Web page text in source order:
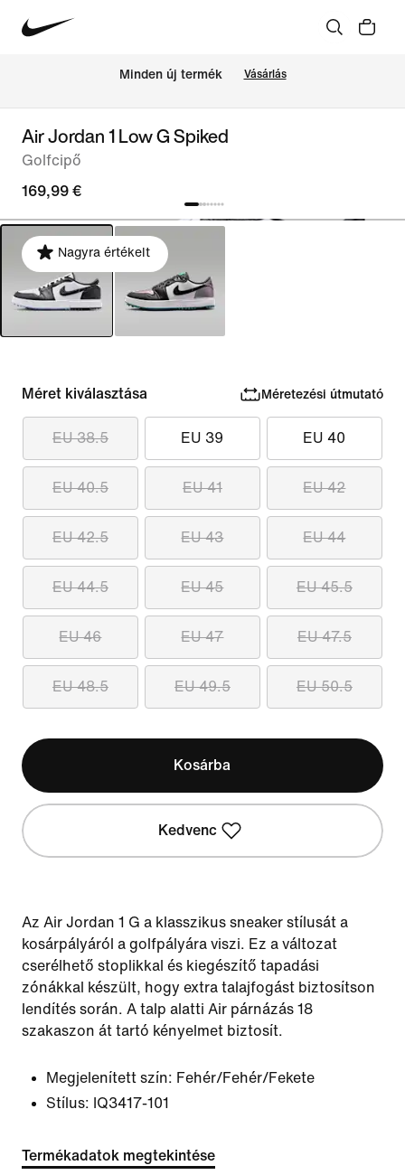
Minden új termék Vásárlás
Air Jordan 1 Low G Spiked
Golfcipő
169,99 €
Nagyra értékelt
Méret kiválasztása Méretezési útmutató
EU 38.5 EU 39 EU 40
EU 40.5 EU 41 EU 42
EU 42.5 EU 43 EU 44
EU 44.5 EU 45 EU 45.5
EU 46 EU 47 EU 47.5
EU 48.5 EU 49.5 EU 50.5
Kosárba
Kedvenc
Az Air Jordan 1 G a klasszikus sneaker stílusát a
kosárpályáról a golfpályára viszi. Ez a változat
cserélhető stoplikkal és kiegészítő tapadási
zónákkal készült, hogy extra talajfogást biztosítson
lendítés során. A talp alatti Air párnázás 18
szakaszon át tartó kényelmet biztosít.
Megjelenített szín: Fehér/Fehér/Fekete
Stílus: IQ3417-101
Termékadatok megtekintése